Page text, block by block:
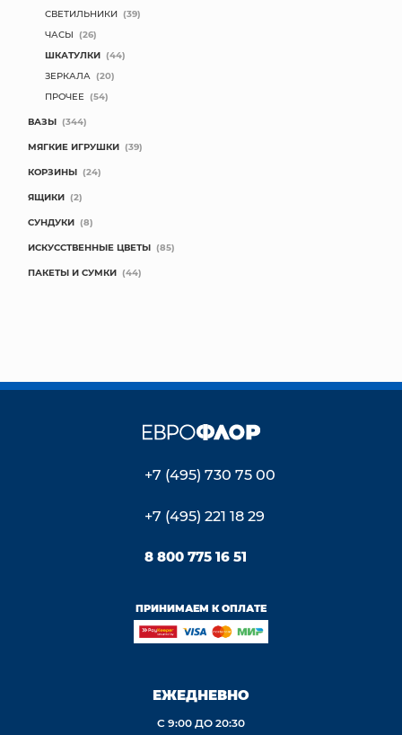
СВЕТИЛЬНИКИ (39)
ЧАСЫ (26)
ШКАТУЛКИ (44)
ЗЕРКАЛА (20)
ПРОЧЕЕ (54)
ВАЗЫ (344)
МЯГКИЕ ИГРУШКИ (39)
КОРЗИНЫ (24)
ЯЩИКИ (2)
СУНДУКИ (8)
ИСКУССТВЕННЫЕ ЦВЕТЫ (85)
ПАКЕТЫ И СУМКИ (44)
+7 (495) 730 75 00
+7 (495) 221 18 29
8 800 775 16 51
ПРИНИМАЕМ К ОПЛАТЕ
ЕЖЕДНЕВНО
С 9:00 ДО 20:30